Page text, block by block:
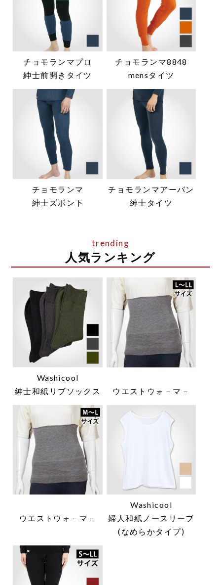
チョモランマプロ
紳士前開きタイツ
チョモランマ8848
mensタイツ
チョモランマ
紳士ズボン下
チョモランマアーバン
紳士タイツ
人気ランキング
Washicool
紳士和紙リブソックス
ウエストウォ－マ－
ウエストウォ－マ－
Washicool
婦人和紙ノースリーブ
(なめらかタイプ)